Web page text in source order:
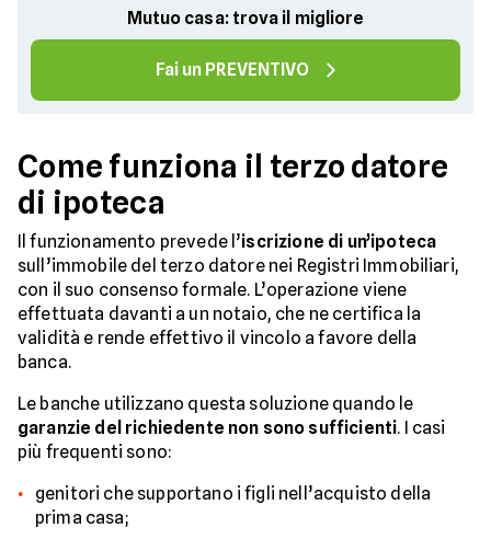
Mutuo casa: trova il migliore
Fai un PREVENTIVO
Come funziona il terzo datore
di ipoteca
Il funzionamento prevede l’iscrizione di un’ipoteca
sull’immobile del terzo datore nei Registri Immobiliari,
con il suo consenso formale. L’operazione viene
effettuata davanti a un notaio, che ne certifica la
validità e rende effettivo il vincolo a favore della
banca.
Le banche utilizzano questa soluzione quando le
garanzie del richiedente non sono sufficienti. I casi
più frequenti sono:
genitori che supportano i figli nell’acquisto della
prima casa;